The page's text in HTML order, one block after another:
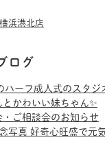
浜港北店
ログ
ーフ成人式のスタジ
かわいい妹ちゃん✨
ご相談会のお知らせ
写真 好奇心旺盛で元